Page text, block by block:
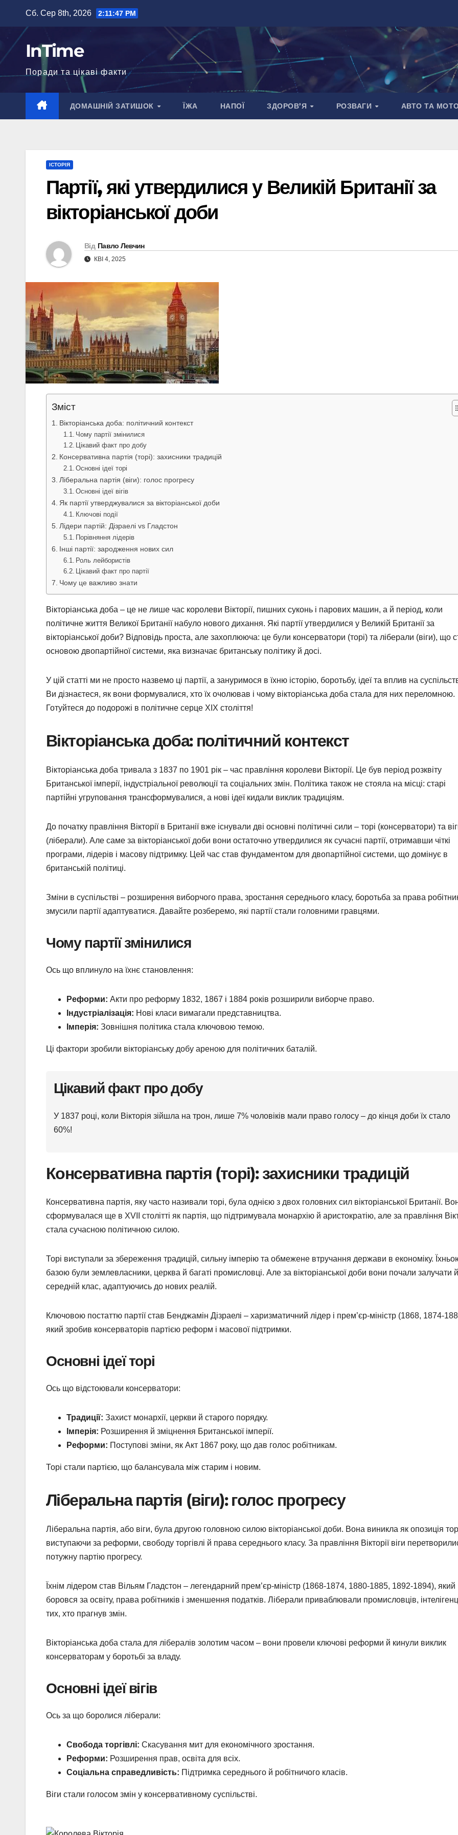
вмісту
Сб. Сер 8th, 2026 2:11:48 PM
InTime
Поради та цікаві факти
ДОМАШНІЙ ЗАТИШОК ЇЖА НАПОЇ ЗДОРОВ’Я РОЗВАГИ АВТО ТА
ІСТОРІЯ
Партії, які утвердилися у Великій Британії за
вікторіанської доби
Від Павло Левчин
КВІ 4, 2025
Зміст
Вікторіанська доба: політичний контекст
Чому партії змінилися
Цікавий факт про добу
Консервативна партія (торі): захисники традицій
Основні ідеї торі
Ліберальна партія (віги): голос прогресу
Основні ідеї вігів
Як партії утверджувалися за вікторіанської доби
Ключові події
Лідери партій: Дізраелі vs Гладстон
Порівняння лідерів
Інші партії: зародження нових сил
Роль лейбористів
Цікавий факт про партії
Чому це важливо знати
Вікторіанська доба – це не лише час королеви Вікторії, пишних суконь і парових машин, а й період, коли
політичне життя Великої Британії набуло нового дихання. Які партії утвердилися у Великій Британії за
вікторіанської доби? Відповідь проста, але захоплююча: це були консерватори (торі) та ліберали (віги), що
основою двопартійної системи, яка визначає британську політику й досі.
У цій статті ми не просто назвемо ці партії, а зануримося в їхню історію, боротьбу, ідеї та вплив на
Ви дізнаєтеся, як вони формувалися, хто їх очолював і чому вікторіанська доба стала для них переломною.
Готуйтеся до подорожі в політичне серце XIX століття!
Вікторіанська доба: політичний контекст
Вікторіанська доба тривала з 1837 по 1901 рік – час правління королеви Вікторії. Це був період розквіту
Британської імперії, індустріальної революції та соціальних змін. Політика також не стояла на місці: старі
партійні угруповання трансформувалися, а нові ідеї кидали виклик традиціям.
До початку правління Вікторії в Британії вже існували дві основні політичні сили – торі (консерватори) та
(ліберали). Але саме за вікторіанської доби вони остаточно утвердилися як сучасні партії, отримавши чіткі
програми, лідерів і масову підтримку. Цей час став фундаментом для двопартійної системи, що домінує в
британській політиці.
Зміни в суспільстві – розширення виборчого права, зростання середнього класу, боротьба за права
змусили партії адаптуватися. Давайте розберемо, які партії стали головними гравцями.
Чому партії змінилися
Ось що вплинуло на їхнє становлення:
Реформи: Акти про реформу 1832, 1867 і 1884 років розширили виборче право.
Індустріалізація: Нові класи вимагали представництва.
Імперія: Зовнішня політика стала ключовою темою.
Ці фактори зробили вікторіанську добу ареною для політичних баталій.
Цікавий факт про добу
У 1837 році, коли Вікторія зійшла на трон, лише 7% чоловіків мали право голосу – до кінця доби їх стало
60%!
Консервативна партія (торі): захисники традицій
Консервативна партія, яку часто називали торі, була однією з двох головних сил вікторіанської Британії.
сформувалася ще в XVII столітті як партія, що підтримувала монархію й аристократію, але за правління
стала сучасною політичною силою.
Торі виступали за збереження традицій, сильну імперію та обмежене втручання держави в економіку.
базою були землевласники, церква й багаті промисловці. Але за вікторіанської доби вони почали залучати й
середній клас, адаптуючись до нових реалій.
Ключовою постаттю партії став Бенджамін Дізраелі – харизматичний лідер і прем’єр-міністр (1868, 1874-
який зробив консерваторів партією реформ і масової підтримки.
Основні ідеї торі
Ось що відстоювали консерватори:
Традиції: Захист монархії, церкви й старого порядку.
Імперія: Розширення й зміцнення Британської імперії.
Реформи: Поступові зміни, як Акт 1867 року, що дав голос робітникам.
Торі стали партією, що балансувала між старим і новим.
Ліберальна партія (віги): голос прогресу
Ліберальна партія, або віги, була другою головною силою вікторіанської доби. Вона виникла як опозиція
виступаючи за реформи, свободу торгівлі й права середнього класу. За правління Вікторії віги
потужну партію прогресу.
Їхнім лідером став Вільям Гладстон – легендарний прем’єр-міністр (1868-1874, 1880-1885, 1892-1894), який
боровся за освіту, права робітників і зменшення податків. Ліберали приваблювали промисловців,
тих, хто прагнув змін.
Вікторіанська доба стала для лібералів золотим часом – вони провели ключові реформи й кинули виклик
консерваторам у боротьбі за владу.
Основні ідеї вігів
Ось за що боролися ліберали:
Свобода торгівлі: Скасування мит для економічного зростання.
Реформи: Розширення прав, освіта для всіх.
Соціальна справедливість: Підтримка середнього й робітничого класів.
Віги стали голосом змін у консервативному суспільстві.